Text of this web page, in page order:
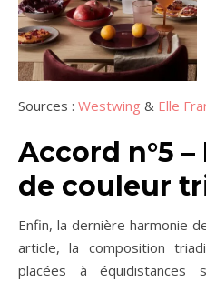
Sources : Westwing & Elle
Accord n°5 –
de couleur
Enfin, la dernière harmonie
article, la composition
placées à équidistances